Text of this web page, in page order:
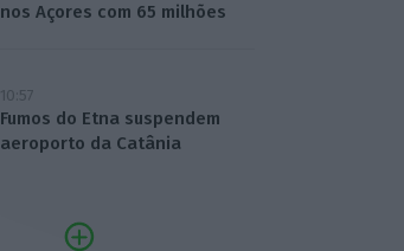
nos Açores com 65 milhões
10:57
Fumos do Etna suspendem
aeroporto da Catânia